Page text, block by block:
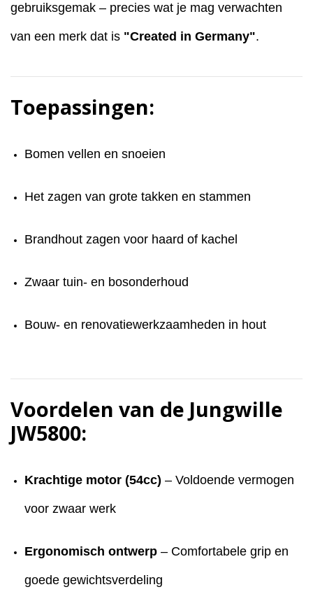
gebruiksgemak – precies wat je mag verwachten
van een merk dat is "Created in Germany".
Toepassingen:
Bomen vellen en snoeien
Het zagen van grote takken en stammen
Brandhout zagen voor haard of kachel
Zwaar tuin- en bosonderhoud
Bouw- en renovatiewerkzaamheden in hout
Voordelen van de Jungwille
JW5800:
Krachtige motor (54cc) – Voldoende vermogen
voor zwaar werk
Ergonomisch ontwerp – Comfortabele grip en
goede gewichtsverdeling